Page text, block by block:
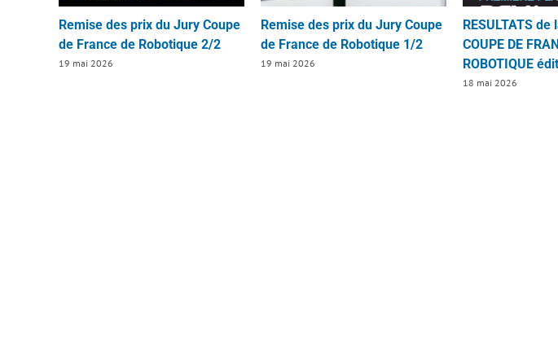
Remise des prix du Jury Coupe
de France de Robotique 2/2
19 mai 2026
Remise des prix du Jury Coupe
de France de Robotique 1/2
19 mai 2026
RESULTATS de
COUPE DE
ROBOTIQUE
18 mai 2026